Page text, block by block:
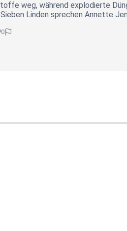
weg, während explodierte
Linden sprechen Annette
0